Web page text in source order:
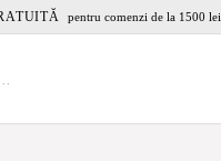
pentru comenzi de la 1500 lei